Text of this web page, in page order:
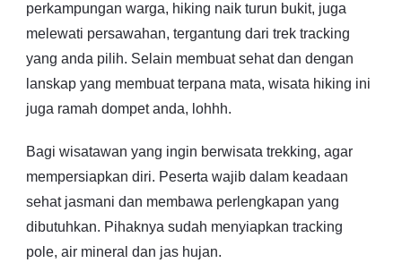
perkampungan warga, hiking naik turun bukit, juga
melewati persawahan, tergantung dari trek tracking
yang anda pilih. Selain membuat sehat dan dengan
lanskap yang membuat terpana mata, wisata hiking ini
juga ramah dompet anda, lohhh.
Bagi wisatawan yang ingin berwisata trekking, agar
mempersiapkan diri. Peserta wajib dalam keadaan
sehat jasmani dan membawa perlengkapan yang
dibutuhkan. Pihaknya sudah menyiapkan tracking
pole, air mineral dan jas hujan.